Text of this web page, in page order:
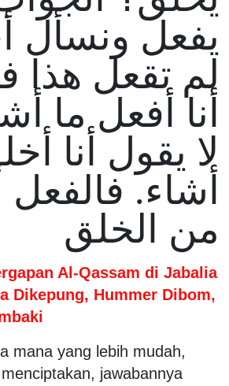
يفعل ونسأل
لم تقعل هذا
أنا أفعل ما
لا يقول أنا
أشاء. فالفعل
من الخلق
Al-Qassam di Jabalia
Dikepung, Hummer Dibom,
mana yang lebih mudah,
jawabannya